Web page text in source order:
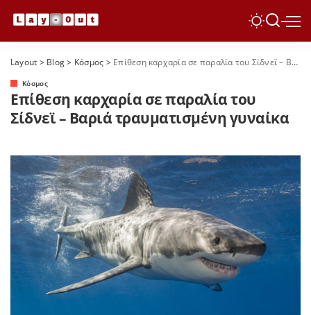
Layout > Blog> Κόσμος > Επίθεση καρχαρία σε παραλία του Σίδνεϊ – Βαριά τραυματισμένη γυναίκα
Κόσμος
Επίθεση καρχαρία σε παραλία του
Σίδνεϊ – Βαριά τραυματισμένη γυναίκα